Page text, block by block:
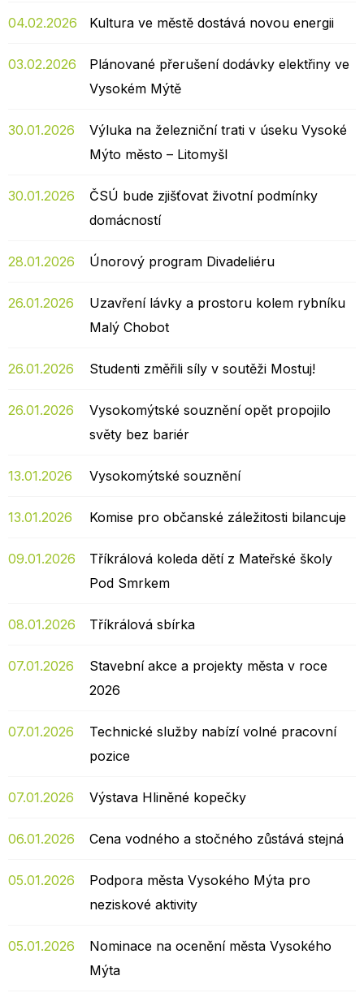
04.02.2026 Kultura ve městě dostává novou energii
03.02.2026
Plánované přerušení dodávky elektřiny ve
Vysokém Mýtě
30.01.2026
Výluka na železniční trati v úseku Vysoké
Mýto město – Litomyšl
30.01.2026
ČSÚ bude zjišťovat životní podmínky
domácností
28.01.2026 Únorový program Divadeliéru
26.01.2026
Uzavření lávky a prostoru kolem rybníku
Malý Chobot
26.01.2026 Studenti změřili síly v soutěži Mostuj!
26.01.2026
Vysokomýtské souznění opět propojilo
světy bez bariér
13.01.2026 Vysokomýtské souznění
13.01.2026 Komise pro občanské záležitosti bilancuje
09.01.2026
Tříkrálová koleda dětí z Mateřské školy
Pod Smrkem
08.01.2026 Tříkrálová sbírka
07.01.2026
Stavební akce a projekty města v roce
2026
07.01.2026
Technické služby nabízí volné pracovní
pozice
07.01.2026 Výstava Hliněné kopečky
06.01.2026 Cena vodného a stočného zůstává stejná
05.01.2026
Podpora města Vysokého Mýta pro
neziskové aktivity
05.01.2026
Nominace na ocenění města Vysokého
Mýta